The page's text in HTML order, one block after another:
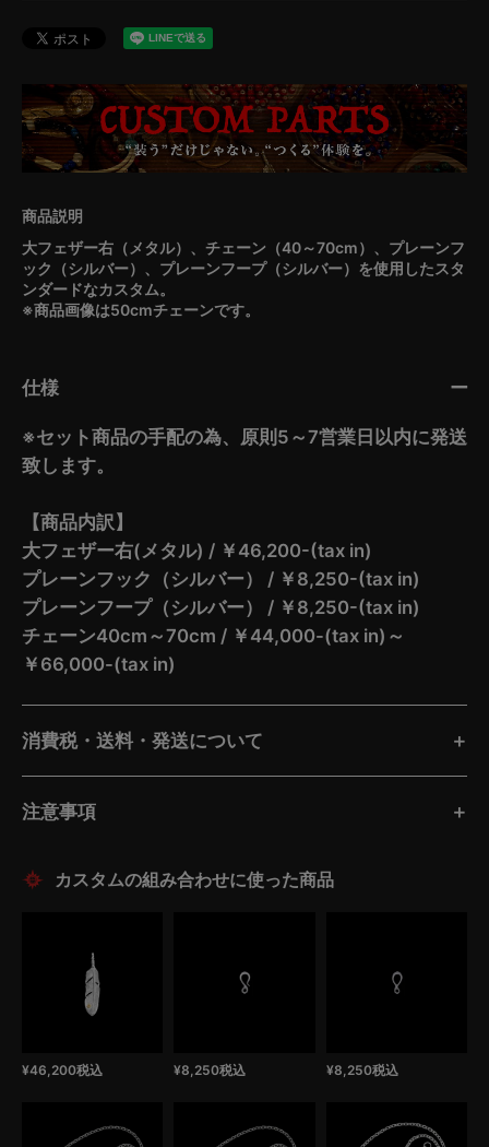
大フェザー右（メタル）、チェーン（40～70cm）、プレーンフ
ック（シルバー）、プレーンフープ（シルバー）を使用したスタ
ンダードなカスタム。
※商品画像は50cmチェーンです。
仕様
※セット商品の手配の為、原則5～7営業日以内に発送
致します。
【商品内訳】
大フェザー右(メタル) / ￥46,200-(tax in)
プレーンフック（シルバー） / ￥8,250-(tax in)
プレーンフープ（シルバー） / ￥8,250-(tax in)
チェーン40cm～70cm / ￥44,000-(tax in)～
￥66,000-(tax in)
消費税・送料・発送について
注意事項
¥46,200税込 ¥8,250税込 ¥8,250税込